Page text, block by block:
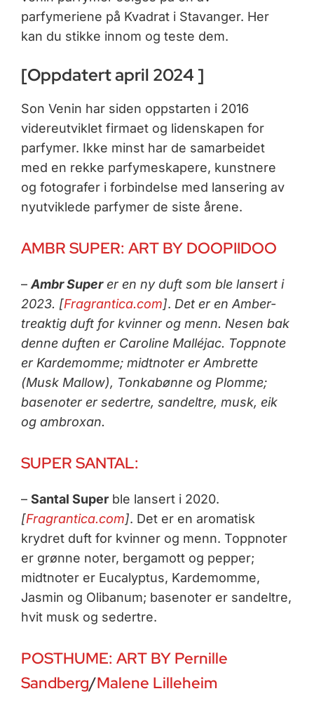
parfymeriene på Kvadrat i Stavanger. Her
kan du stikke innom og teste dem.
[Oppdatert april 2024 ]
Son Venin har siden oppstarten i 2016
videreutviklet firmaet og lidenskapen for
parfymer. Ikke minst har de samarbeidet
med en rekke parfymeskapere, kunstnere
og fotografer i forbindelse med lansering av
nyutviklede parfymer de siste årene.
AMBR SUPER: ART BY DOOPIIDOO
– Ambr Superer en ny duft som ble lansert i
2023. [Fragrantica.com]. Det er en Amber-
treaktig duft for kvinner og menn. Nesen bak
denne duften er Caroline Malléjac. Toppnote
er Kardemomme; midtnoter er Ambrette
(Musk Mallow), Tonkabønne og Plomme;
basenoter er sedertre, sandeltre, musk, eik
og ambroxan.
SUPER SANTAL:
– Santal Superble lansert i 2020.
[Fragrantica.com]. Det er en aromatisk
krydret duft for kvinner og menn. Toppnoter
er grønne noter, bergamott og pepper;
midtnoter er Eucalyptus, Kardemomme,
Jasmin og Olibanum; basenoter er sandeltre,
hvit musk og sedertre.
POSTHUME: ART BY Pernille
Sandberg/Malene Lilleheim